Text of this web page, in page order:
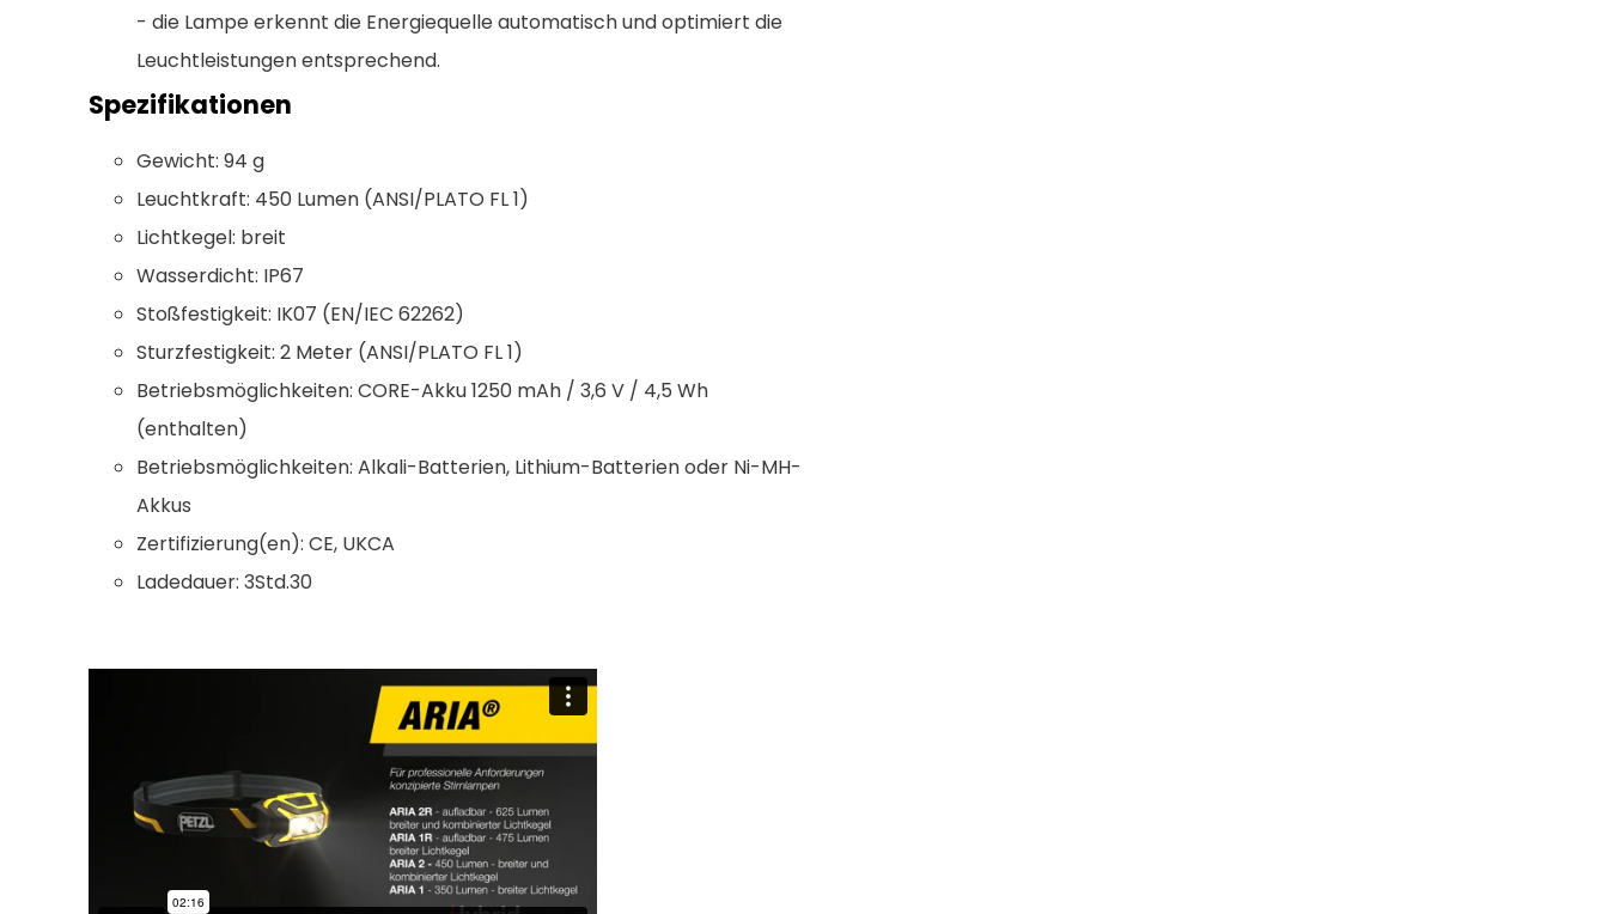
- die Lampe erkennt die Energiequelle automatisch und optimiert die
Leuchtleistungen entsprechend.
Spezifikationen
Gewicht: 94 g
Leuchtkraft: 450 Lumen (ANSI/PLATO FL 1)
Lichtkegel: breit
Wasserdicht: IP67
Stoßfestigkeit: IK07 (EN/IEC 62262)
Sturzfestigkeit: 2 Meter (ANSI/PLATO FL 1)
Betriebsmöglichkeiten: CORE-Akku 1250 mAh / 3,6 V / 4,5 Wh
(enthalten)
Betriebsmöglichkeiten: Alkali-Batterien, Lithium-Batterien oder Ni-MH-
Akkus
Zertifizierung(en): CE, UKCA
Ladedauer: 3Std.30